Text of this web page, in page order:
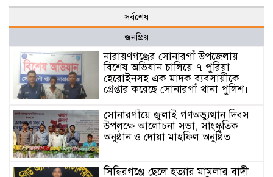
সর্বশেষ
জনপ্রিয়
নারায়ণগঞ্জের সোনারগাঁ উপজেলায়
বিশেষ অভিযান চালিয়ে ৭ পুরিয়া
হেরোইনসহ এক মাদক ব্যবসায়ীকে
গ্রেপ্তার করেছে সোনারগাঁ থানা পুলিশ।
সোনারগাঁয়ে জুলাই গণঅভ্যুত্থান দিবস
উপলক্ষে আলোচনা সভা, সাংস্কৃতিক
অনুষ্ঠান ও দোয়া মাহফিল অনুষ্ঠিত
সিদ্ধিরগঞ্জে ছেলে হত্যার মামলার বাদী